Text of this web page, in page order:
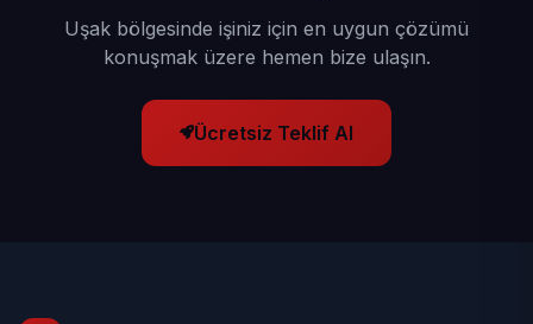
Uşak bölgesinde işiniz için en uygun çözümü
konuşmak üzere hemen bize ulaşın.
Ücretsiz Teklif Al